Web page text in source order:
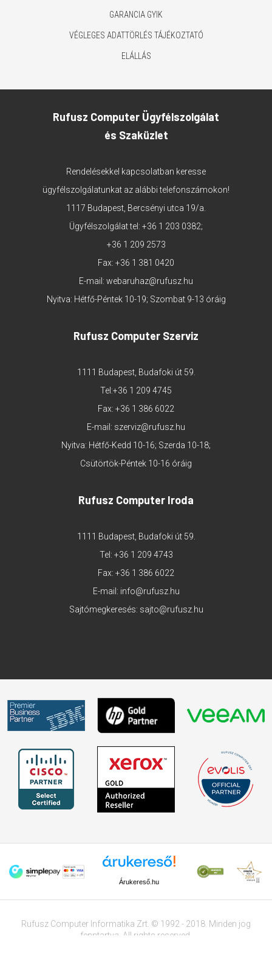
GARANCIA GYIK
VÉGLEGES ADATTÖRLÉS TÁJÉKOZTATÓ
ELÁLLÁS
Rufusz Computer Ügyfélszolgálat
és Szaküzlet
Rendelésekkel kapcsolatban keresse
ügyfélszolgálatunkat az alábbi telefonszámokon!
1117 Budapest, Bercsényi utca 19/a.
Ügyfélszolgálat tel: +36 1 203 0382;
+36 1 209 2573
Fax: +36 1 381 0420
E-mail: webaruhaz@rufusz.hu
Nyitva: Hétfő-Péntek 10-19; Szombat 9-13 óráig
Rufusz Computer Szerviz
1111 Budapest, Budafoki út 59.
Tel:+36 1 209 4745
Fax: +36 1 386 6022
E-mail: szerviz@rufusz.hu
Nyitva: Hétfő-Kedd 10-16; Szerda 10-18;
Csütörtök-Péntek 10-16 óráig
Rufusz Computer Iroda
1111 Budapest, Budafoki út 59.
Tel: +36 1 209 4743
Fax: +36 1 386 6022
E-mail: info@rufusz.hu
Sajtómegkeresés: sajto@rufusz.hu
Árukereső.hu
Rufusz Computer Informatika Zrt. © 1992 - 2018. Minden jog
fenntartva. All rights reserved.